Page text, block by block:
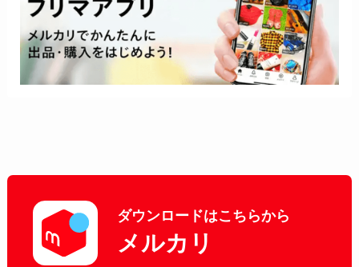
ダウンロードはこちらから
メルカリ